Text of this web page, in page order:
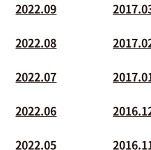
2022.09
2022.08
2022.07
2022.06
2022.05